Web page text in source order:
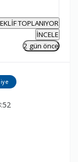
TOPLANIYOR
İNCELE
2 gün önce